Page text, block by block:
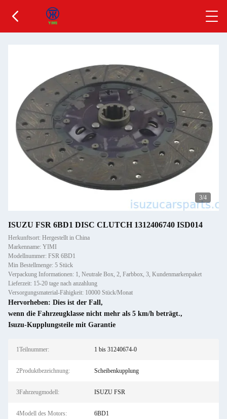
3/4
ISUZU FSR 6BD1 DISC CLUTCH 1312406740 ISD014
Herkunftsort: Hergestellt in China
Markenname: YIMI
Modellnummer: FSR 6BD1
Min Bestellmenge: 5 Stück
Verpackung Informationen: 1, Neutrale Box, 2, Farbbox, 3, Kundenmarkenpaket
Lieferzeit: 15-20 tage nach anzahlung
Versorgungsmaterial-Fähigkeit: 10000 Stück/Monat
Hervorheben: Dies ist der Fall,
wenn die Fahrzeugklasse nicht mehr als 5 km/h beträgt.,
Isuzu-Kupplungsteile mit Garantie
1Teilnummer: 1 bis 31240674-0
2Produktbezeichnung: Scheibenkupplung
3Fahrzeugmodell: ISUZU FSR
4Modell des Motors: 6BD1